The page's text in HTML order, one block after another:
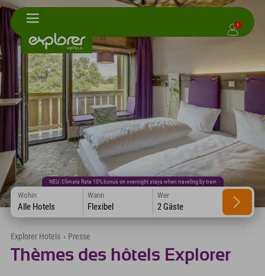
1
NEU: Climate Rate 10% bonus on overnight stays when traveling by train
Wohin
Alle Hotels
Wann
Flexibel
Wer
2 Gäste
Explorer Hotels › Presse
Thèmes des hôtels Explorer